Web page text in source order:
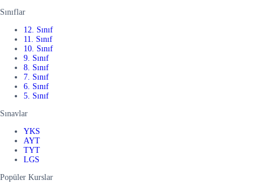
Sınıflar
12. Sınıf
11. Sınıf
10. Sınıf
9. Sınıf
8. Sınıf
7. Sınıf
6. Sınıf
5. Sınıf
Sınavlar
YKS
AYT
TYT
LGS
Popüler Kurslar